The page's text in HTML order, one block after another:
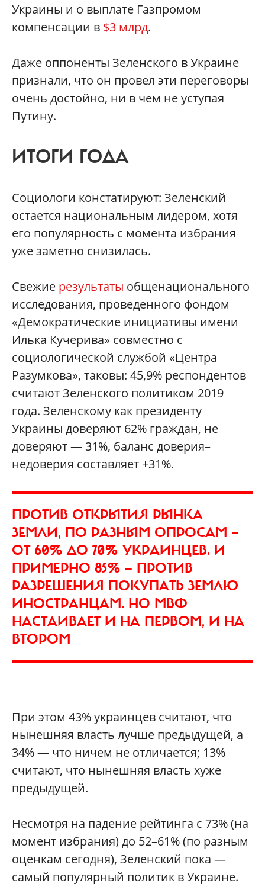
Украины и о выплате Газпромом
компенсации в $3 млрд.
Даже оппоненты Зеленского в Украине
признали, что он провел эти переговоры
очень достойно, ни в чем не уступая
Путину.
ИТОГИ ГОДА
Социологи констатируют: Зеленский
остается национальным лидером, хотя
его популярность с момента избрания
уже заметно снизилась.
Свежие результаты общенационального
исследования, проведенного фондом
«Демократические инициативы имени
Илька Кучерива» совместно с
социологической службой «Центра
Разумкова», таковы: 45,9% респондентов
считают Зеленского политиком 2019
года. Зеленскому как президенту
Украины доверяют 62% граждан, не
доверяют — 31%, баланс доверия–
недоверия составляет +31%.
ПРОТИВ ОТКРЫТИЯ РЫНКА
ЗЕМЛИ, ПО РАЗНЫМ ОПРОСАМ —
ОТ 60% ДО 70% УКРАИНЦЕВ. И
ПРИМЕРНО 85% — ПРОТИВ
РАЗРЕШЕНИЯ ПОКУПАТЬ ЗЕМЛЮ
ИНОСТРАНЦАМ. НО МВФ
НАСТАИВАЕТ И НА ПЕРВОМ, И НА
ВТОРОМ
При этом 43% украинцев считают, что
нынешняя власть лучше предыдущей, а
34% — что ничем не отличается; 13%
считают, что нынешняя власть хуже
предыдущей.
Несмотря на падение рейтинга с 73% (на
момент избрания) до 52–61% (по разным
оценкам сегодня), Зеленский пока —
самый популярный политик в Украине.